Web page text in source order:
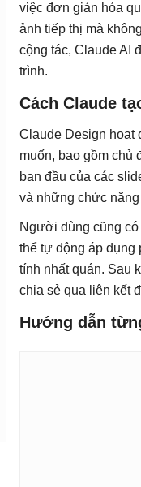
việc đơn giản hóa
ảnh tiếp thị mà
cộng tác, Claude AI
trình.
Cách Claude
Claude Design hoạt
muốn, bao gồm chủ
ban đầu của các
và những chức
Người dùng cũng
thể tự động áp dụng
tính nhất quán. Sau
chia sẻ qua liên kết
Hướng dẫn